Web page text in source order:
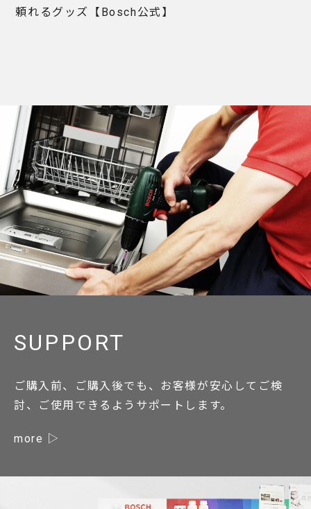
頼れるグッズ【Bosch公式】
SUPPORT
ご購入前、ご購入後でも、お客様が安心してご検
討、ご使用できるようサポートします。
more